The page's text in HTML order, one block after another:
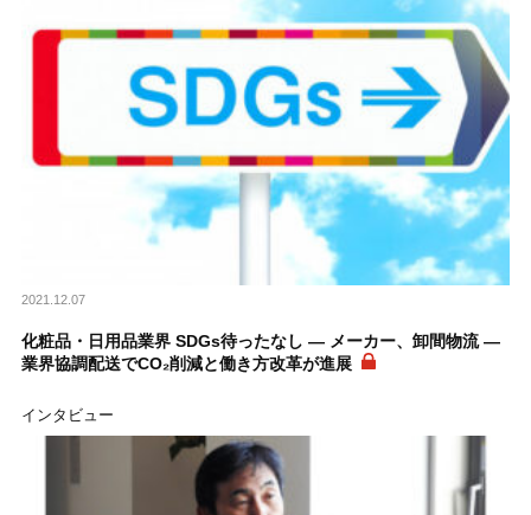
2021.12.07
化粧品・日用品業界 SDGs待ったなし ― メーカー、卸間物流 ―
業界協調配送でCO₂削減と働き方改革が進展
インタビュー